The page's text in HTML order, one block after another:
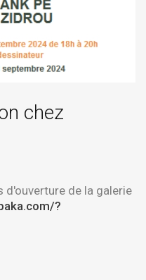
chez
d'ouverture de la galerie
?